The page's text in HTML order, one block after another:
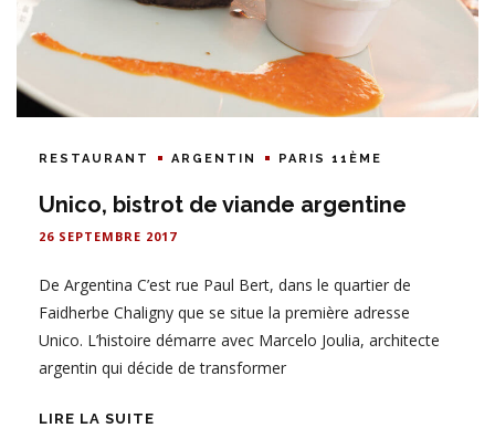
RESTAURANT ARGENTIN PARIS 11ÈME
Unico, bistrot de viande argentine
26 SEPTEMBRE 2017
De Argentina C’est rue Paul Bert, dans le quartier de
Faidherbe Chaligny que se situe la première adresse
Unico. L’histoire démarre avec Marcelo Joulia, architecte
argentin qui décide de transformer
LIRE LA SUITE